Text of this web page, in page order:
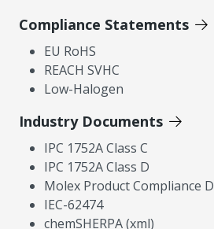
Compliance Statements
EU RoHS
REACH SVHC
Low-Halogen
Industry Documents
IPC 1752A Class C
IPC 1752A Class D
Molex Product Compliance
IEC-62474
chemSHERPA (xml)